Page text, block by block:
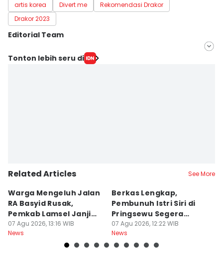
artis korea Divert me
Rekomendasi Drakor
Drakor 2023
Editorial Team
Editor
Tonton lebih seru di
Related Articles See More
Warga Mengeluh Jalan
RA Basyid Rusak,
Pemkab Lamsel Janji
Segera Perbaiki
07 Agu 2026, 13:16 WIB
News
Berkas Lengkap,
Pembunuh Istri Siri di
Pringsewu Segera
Disidang
07 Agu 2026, 12:22 WIB
News